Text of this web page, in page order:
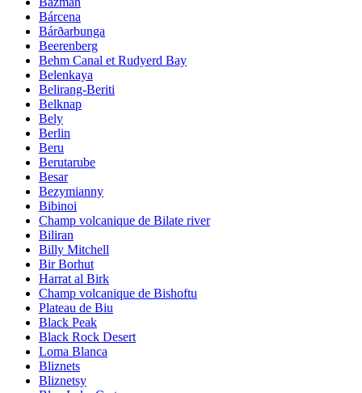
Bárcena
Bárðarbunga
Beerenberg
Behm Canal et Rudyerd Bay
Belenkaya
Belirang-Beriti
Belknap
Bely
Berlin
Beru
Berutarube
Besar
Bezymianny
Bibinoi
Champ volcanique de Bilate river
Biliran
Billy Mitchell
Bir Borhut
Harrat al Birk
Champ volcanique de Bishoftu
Plateau de Biu
Black Peak
Black Rock Desert
Loma Blanca
Bliznets
Bliznetsy